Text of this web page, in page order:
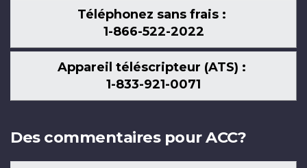
Téléphonez sans frais :
1-866-522-2022
Appareil téléscripteur (ATS) :
1-833-921-0071
Des commentaires pour ACC?